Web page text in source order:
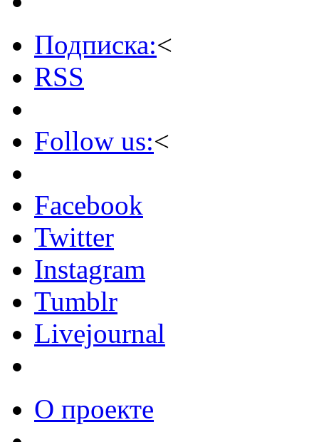
Подписка:<
RSS
Follow us:<
Facebook
Twitter
Instagram
Tumblr
Livejournal
О проекте